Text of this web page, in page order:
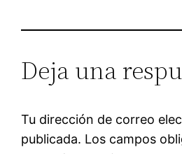
Deja una
Tu dirección de correo
publicada. Los campos